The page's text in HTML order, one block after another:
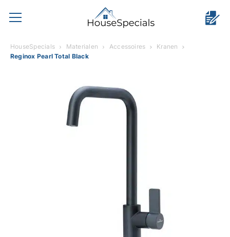
HouseSpecials Materialen Accessoires
Kranen
Reginox Pearl Total Black